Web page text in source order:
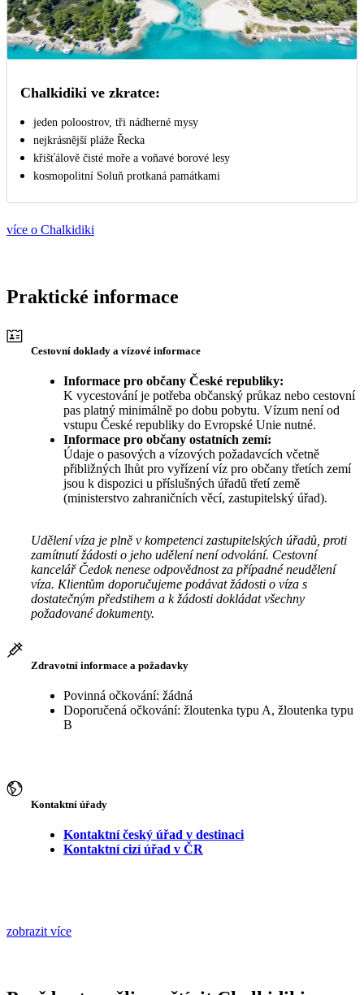
Chalkidiki ve zkratce:
jeden poloostrov, tři nádherné mysy
nejkrásnější pláže Řecka
křišťálově čisté moře a voňavé borové lesy
kosmopolitní Soluň protkaná památkami
více o Chalkidiki
Praktické informace
Cestovní doklady a vízové informace
Informace pro občany České republiky:
K vycestování je potřeba občanský průkaz nebo cestovní
pas platný minimálně po dobu pobytu. Vízum není od
vstupu České republiky do Evropské Unie nutné.
Informace pro občany ostatních zemí:
Údaje o pasových a vízových požadavcích včetně
přibližných lhůt pro vyřízení víz pro občany třetích zemí
jsou k dispozici u příslušných úřadů třetí země
(ministerstvo zahraničních věcí, zastupitelský úřad).
Udělení víza je plně v kompetenci zastupitelských úřadů, proti
zamítnutí žádosti o jeho udělení není odvolání. Cestovní
kancelář Čedok nenese odpovědnost za případné neudělení
víza. Klientům doporučujeme podávat žádosti o víza s
dostatečným předstihem a k žádosti dokládat všechny
požadované dokumenty.
Zdravotní informace a požadavky
Povinná očkování: žádná
Doporučená očkování: žloutenka typu A, žloutenka typu
B
Kontaktní úřady
Kontaktní český úřad v destinaci
Kontaktní cizí úřad v ČR
zobrazit více